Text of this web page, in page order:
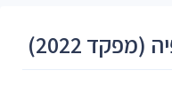
2022)